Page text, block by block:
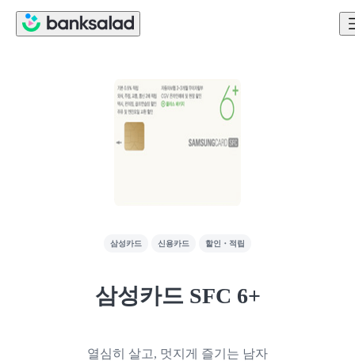
삼성카드 신용카드 할인・적립
삼성카드 SFC 6+
열심히 살고, 멋지게 즐기는 남자